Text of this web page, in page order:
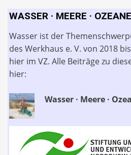
WASSER · MEERE · OZEANE
Wasser ist der
des Werkhaus e. V. von 2018
hier im VZ. Alle Beiträge zu
hier:
Wasser · Meere ·